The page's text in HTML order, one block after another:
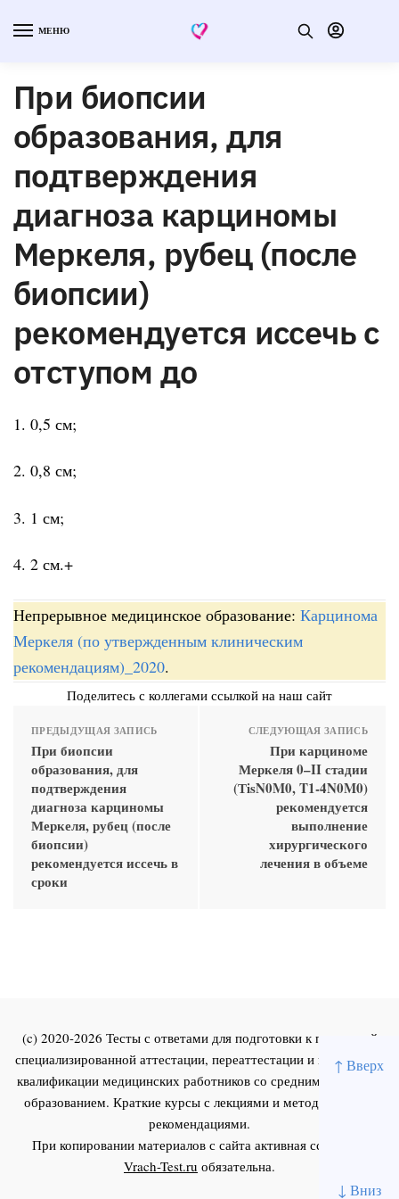
↑ Вверх
↓ Вниз
МЕНЮ
При биопсии
образования, для
подтверждения
диагноза карциномы
Меркеля, рубец (после
биопсии)
рекомендуется иссечь с
отступом до
1. 0,5 см;
2. 0,8 см;
3. 1 см;
4. 2 см.+
Непрерывное медицинское образование: Карцинома
Меркеля (по утвержденным клиническим
рекомендациям)_2020.
Поделитесь с коллегами ссылкой на наш сайт
ПРЕДЫДУЩАЯ ЗАПИСЬ
При биопсии
образования, для
подтверждения
диагноза карциномы
Меркеля, рубец (после
биопсии)
рекомендуется иссечь в
сроки
СЛЕДУЮЩАЯ ЗАПИСЬ
При карциноме
Меркеля 0–II стадии
(ТisN0M0, T1-4N0M0)
рекомендуется
выполнение
хирургического
лечения в объеме
(c) 2020-2026 Тесты с ответами для подготовки к первичной
специализированной аттестации, переаттестации и повышения
квалификации медицинских работников со средним и высшим
образованием. Краткие курсы с лекциями и методическими
рекомендациями.
При копировании материалов с сайта активная ссылка на
Vrach-Test.ru обязательна.